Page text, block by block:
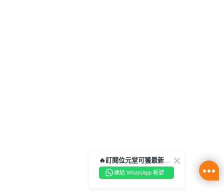
🔥訂閱位元堂可獲最新優惠及活動資訊🔥
連結 WhatsApp 帳號